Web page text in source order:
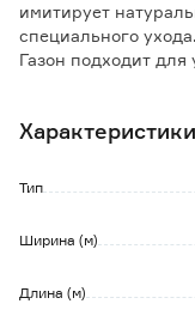
имитирует
специального ухода.
Газон подходит
- устойчив к
Обратите внимание:
При заказе
Характеристики
Тип
Ширина (м)
Длина (м)